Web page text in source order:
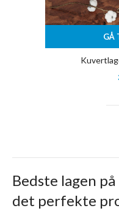
GÅ
Bedste lagen
det perfekte